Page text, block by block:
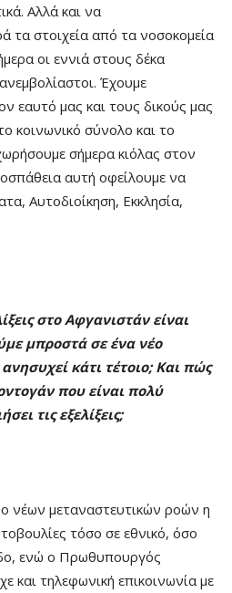
Αλλά και να
τα στοιχεία από τα νοσοκομεία
οι εννιά στους δέκα
Έχουμε
εαυτό μας και τους δικούς μας
κοινωνικό σύνολο και το
σήμερα κιόλας στον
αυτή οφείλουμε να
Αυτοδιοίκηση, Εκκλησία,
στο Αφγανιστάν είναι
μπροστά σε ένα νέο
κάτι τέτοιο; Και πώς
που είναι πολύ
τις εξελίξεις;
νέων μεταναστευτικών ροών η
τόσο σε εθνικό, όσο
ενώ ο Πρωθυπουργός
και τηλεφωνική επικοινωνία με